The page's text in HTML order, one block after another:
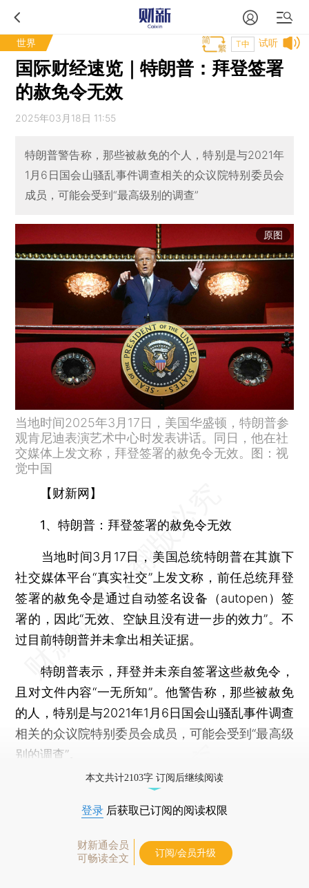
世界 试听
T中
国际财经速览｜特朗普：拜登签署
的赦免令无效
2025年03月18日 11:55
特朗普警告称，那些被赦免的个人，特别是与2021年
1月6日国会山骚乱事件调查相关的众议院特别委员会
成员，可能会受到“最高级别的调查”
原图
当地时间2025年3月17日，美国华盛顿，特朗普参
观肯尼迪表演艺术中心时发表讲话。同日，他在社
交媒体上发文称，拜登签署的赦免令无效。图：视
觉中国
【财新网】
1、特朗普：拜登签署的赦免令无效
当地时间3月17日，美国总统特朗普在其旗下
社交媒体平台“真实社交”上发文称，前任总统拜登
签署的赦免令是通过自动签名设备（autopen）签
署的，因此“无效、空缺且没有进一步的效力”。不
过目前特朗普并未拿出相关证据。
特朗普表示，拜登并未亲自签署这些赦免令，
且对文件内容“一无所知”。他警告称，那些被赦免
的人，特别是与2021年1月6日国会山骚乱事件调查
相关的众议院特别委员会成员，可能会受到“最高级
别的调查”。
本文共计2103字 订阅后继续阅读
登录 后获取已订阅的阅读权限
财新通会员
可畅读全文
订阅/会员升级